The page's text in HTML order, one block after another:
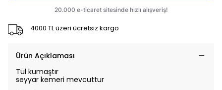
4000 TL üzeri ücretsiz kargo
Ürün Açıklaması
Tül kumaştır
seyyar kemeri mevcuttur